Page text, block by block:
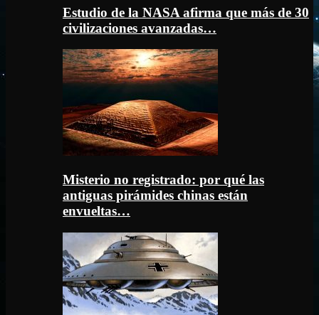
Estudio de la NASA afirma que más de 30
civilizaciones avanzadas…
Misterio no registrado: por qué las
antiguas pirámides chinas están
envueltas…